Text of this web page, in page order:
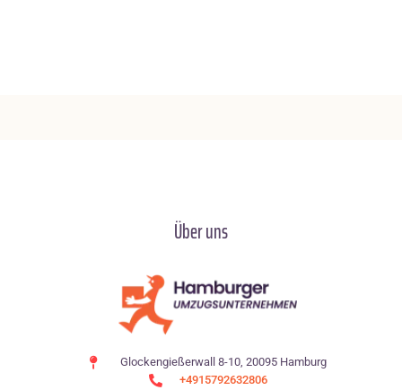
Über uns
Glockengießerwall 8-10, 20095 Hamburg
+4915792632806